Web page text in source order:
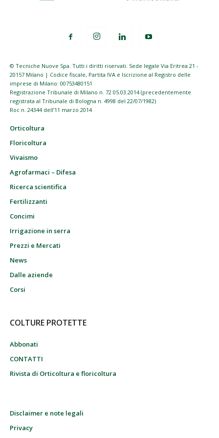
© Tecniche Nuove Spa. Tutti i diritti riservati. Sede legale Via Eritrea 21 -
20157 Milano | Codice fiscale, Partita IVA e Iscrizione al Registro delle
imprese di Milano: 00753480151
Registrazione Tribunale di Milano n. 72 05.03.2014 (precedentemente
registrata al Tribunale di Bologna n. 4998 del 22/07/1982)
Roc n. 24344 dell’11 marzo 2014
Orticoltura
Floricoltura
Vivaismo
Agrofarmaci – Difesa
Ricerca scientifica
Fertilizzanti
Concimi
Irrigazione in serra
Prezzi e Mercati
News
Dalle aziende
Corsi
COLTURE PROTETTE
Abbonati
CONTATTI
Rivista di Orticoltura e floricoltura
Disclaimer e note legali
Privacy